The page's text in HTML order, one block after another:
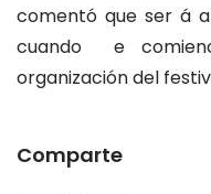
comentó que ser á
cuando e
organización del
Comparte